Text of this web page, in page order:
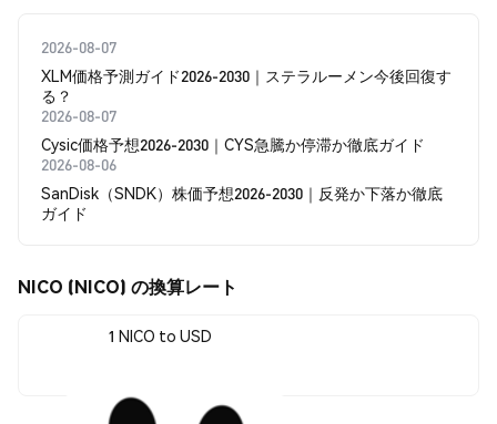
2026-08-07
XLM価格予測ガイド2026-2030｜ステラルーメン今後回復す
る？
2026-08-07
Cysic価格予想2026-2030｜CYS急騰か停滞か徹底ガイド
2026-08-06
SanDisk（SNDK）株価予想2026-2030｜反発か下落か徹底
ガイド
NICO (NICO) の換算レート
1 NICO to USD